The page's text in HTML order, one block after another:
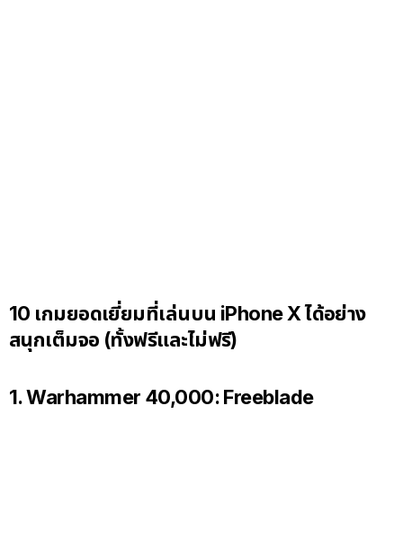
10 เกมยอดเยี่ยมที่เล่นบน iPhone X ได้อย่าง
สนุกเต็มจอ (ทั้งฟรีและไม่ฟรี)
1. Warhammer 40,000: Freeblade